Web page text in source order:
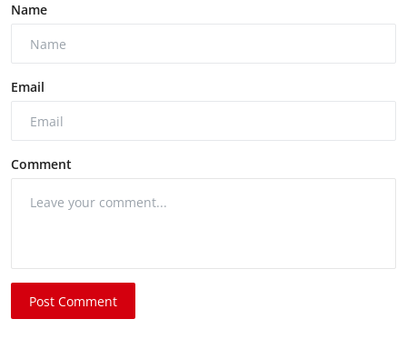
Name
Email
Comment
Post Comment